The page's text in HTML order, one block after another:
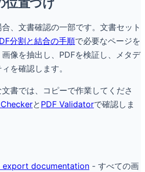
、文書確認の一部です。文書セット
分割と結合の手順で必要なページを
像を抽出し、PDFを検証し、メタデ
を確認します。
書では、コピーで作業してくださ
と PDF Validatorで確認しま
documentation - すべての画